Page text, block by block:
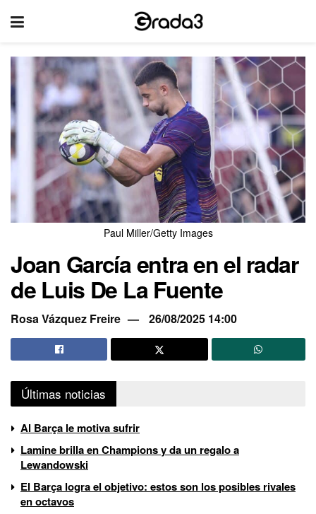
Paul Miller/Getty Images
Joan García entra en el radar
de Luis De La Fuente
Rosa Vázquez Freire 26/08/2025 14:00
Últimas noticias
Al Barça le motiva sufrir
Lamine brilla en Champions y da un regalo a
Lewandowski
El Barça logra el objetivo: estos son los posibles rivales
en octavos